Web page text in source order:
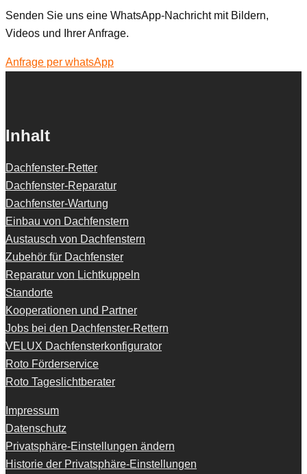
Senden Sie uns eine WhatsApp-Nachricht mit Bildern,
Videos und Ihrer Anfrage.
Anfrage per whatsApp
Inhalt
Dachfenster-Retter
Dachfenster-Reparatur
Dachfenster-Wartung
Einbau von Dachfenstern
Austausch von Dachfenstern
Zubehör für Dachfenster
Reparatur von Lichtkuppeln
Standorte
Kooperationen und Partner
Jobs bei den Dachfenster-Rettern
VELUX Dachfensterkonfigurator
Roto Förderservice
Roto Tageslichtberater
Impressum
Datenschutz
Privatsphäre-Einstellungen ändern
Historie der Privatsphäre-Einstellungen